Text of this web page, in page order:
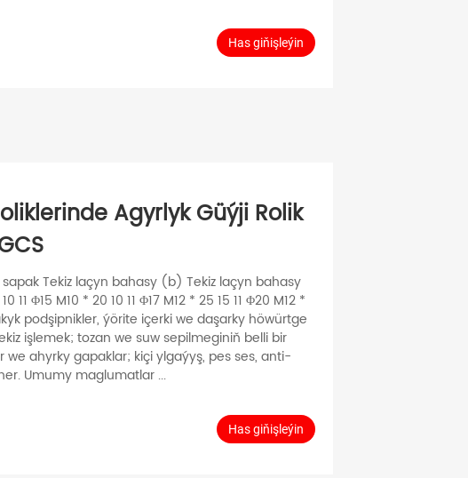
Has giňişleýin
Agyrlyk Güýji Rolik
Tekiz laçyn bahasy (b) Tekiz laçyn bahasy
Φ15 M10 * 20 10 11 Φ17 M12 * 25 15 11 Φ20 M12 *
podşipnikler, ýörite içerki we daşarky höwürtge
işlemek; tozan we suw sepilmeginiň belli bir
ahyrky gapaklar; kiçi ylgaýyş, pes ses, anti-
Umumy maglumatlar ...
Has giňişleýin